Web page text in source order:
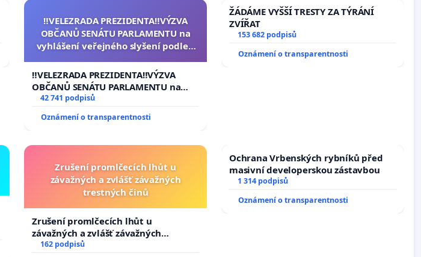
‼️VELEZRADA PREZIDENTA‼️VÝZVA
OBČANŮ SENÁTU PARLAMENTU na
vyhlášení veřejného slyšení podle §
na přijetí usnesení k podání ústavní
žaloby na prezidenta republiky
‼️VELEZRADA PREZIDENTA‼️VÝZVA
OBČANŮ SENÁTU PARLAMENTU na
vyhlášení veřejného slyšení podle §
na přijetí usnesení k podání ústavní
42 741 podpisů
Oznámení o transparentnosti
ŽÁDÁME VYŠŠÍ TRESTY ZA TÝRÁNÍ
ZVÍŘAT
153 682 podpisů
Oznámení o transparentnosti
Zrušení promlčecích lhůt u
závažných a zvlášť závažných
trestných činů
Zrušení promlčecích lhůt u
závažných a zvlášť závažných
trestných činů
162 podpisů
Ochrana Vrbenských rybníků před
masivní developerskou zástavbou
1 314 podpisů
Oznámení o transparentnosti